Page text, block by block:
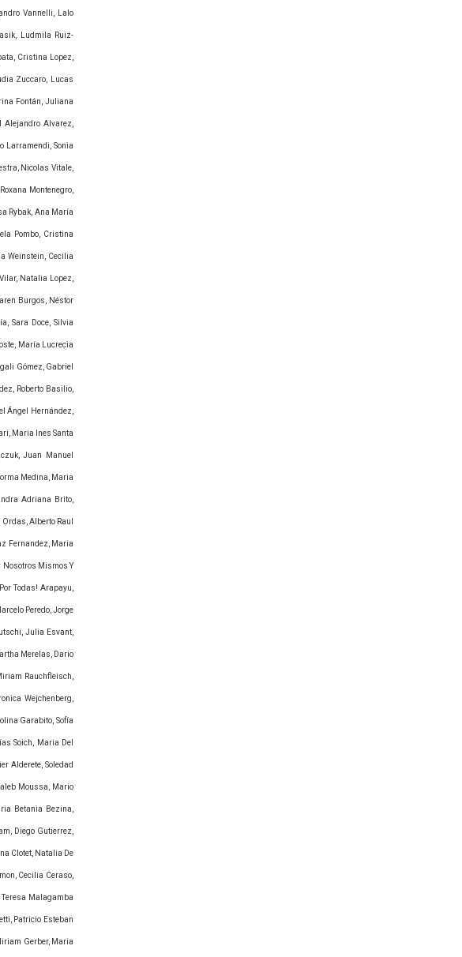
Vannelli, Lalo
Ludmila Ruiz-
Cristina Lopez,
Zuccaro, Lucas
Fontán, Juliana
Alejandro Alvarez,
Larramendi, Sonia
Nicolas Vitale,
Montenegro,
Rybak, Ana María
Pombo, Cristina
Weinstein, Cecilia
Natalia Lopez,
Burgos, Néstor
Sara Doce, Silvia
María Lucrecia
Gómez, Gabriel
Roberto Basilio,
Ángel Hernández,
Maria Ines Santa
Juan Manuel
Medina, Maria
Adriana Brito,
Alberto Raul
Fernandez, Maria
Nosotros Mismos Y
Todas! Arapayu,
Peredo, Jorge
Julia Esvant,
Merelas, Dario
Rauchfleisch,
Wejchenberg,
Garabito, Sofía
Soich, Maria Del
Alderete, Soledad
Moussa, Mario
Betania Bezina,
Diego Gutierrez,
Clotet, Natalia De
Cecilia Ceraso,
Malagamba
Patricio Esteban
Gerber, Maria